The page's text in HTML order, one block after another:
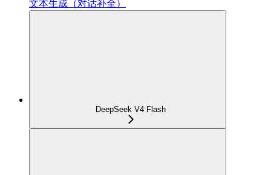
文本生成（对话补全）
DeepSeek V4 Flash